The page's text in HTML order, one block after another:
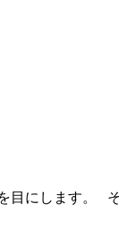
目にします。